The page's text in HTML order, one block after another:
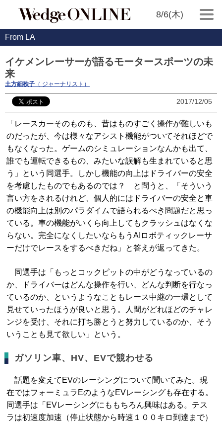
8/6(木)
From LA
イケメンレーサーが語るモータースポーツの未
来
土方細秩子 （ ジャーナリスト）
2017/12/05
「レースカーそのものも、昔はものすごく操作が難しいも
のだったが、今は様々なアシスト機能がついてそれほどで
もなくなった。ゲームのシミュレーションなんかも出て、
誰でも運転できるもの、みたいな誤解も生まれていると思
う」という同選手。しかし機能の向上はドライバーの安全
を考慮したものでもあるのでは？ と問うと、「そういう
言い方をされるけれど、個人的にはドライバーの安全と車
の機能向上は別のパラダイムで語られるべき問題だと思っ
ている。車の機能がいくら向上してもクラッシュはなくな
らない。完全になくしたいならもうAIロボティックレーサ
ーだけでレースをするべきだね」と答えが返ってきた。
同選手は「もっとコックピットの中がどうなっているの
か、ドライバーはどんな操作を行い、どんな判断を行なっ
ているのか、というようなこともレース中継の一環として
見せていったほうが良いと思う。人間がどれほどのチャレ
ンジを受け、それに打ち勝とうと努力しているのか、そう
いうことも見て欲しい」という。
ガソリン車、HV、EVで競わせる
話題を変えてEVのレーシングについて聞いてみた。現
在ではフォーミュラEのようなEVレーシングも存在する。
同選手は「EVレーシングにももちろん興味はある。テス
ラは初速度加速（停止状態から時速１００キロ到達まで）